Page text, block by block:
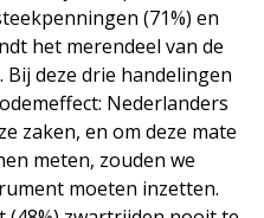
(71%) en
het merendeel van de
deze drie handelingen
Nederlanders
zaken, en om deze mate
meten, zouden we
moeten inzetten.